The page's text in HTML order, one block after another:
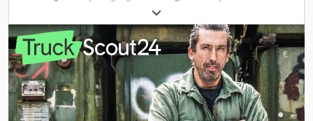
ABS
Trailers High Quality and Durability Manufacturing EU Standards
One-year warranty for manufacturing defects Chodoyq Dguepfx
Akrea Electrical equipment: The electric system of the LED lamp
includes about 20 yellow parking and parking lights, 2 white lights
in front, as well as additional 4-10 lights for sliding semi-trailers.
The set includes 2 oversized sliding signs with double lamps in
the front and 2 oversized sliding signs with a flashing light in the